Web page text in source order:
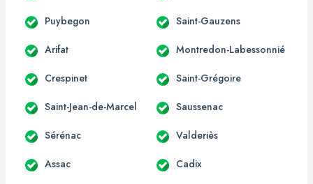
Puybegon Saint-Gauzens
Arifat Montredon-Labessonnié
Crespinet Saint-Grégoire
Saint-Jean-de-Marcel Saussenac
Sérénac Valderiès
Assac Cadix